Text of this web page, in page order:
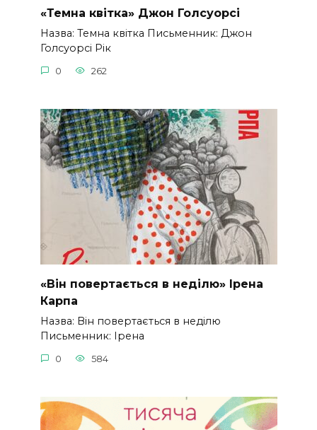
«Темна квітка» Джон Голсуорсі
Назва: Темна квітка Письменник: Джон
Голсуорсі Рік
0 262
«Він повертається в неділю» Ірена
Карпа
Назва: Він повертається в неділю
Письменник: Ірена
0 584